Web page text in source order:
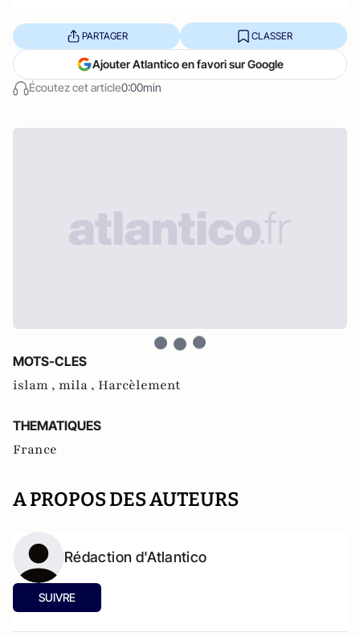
Écoutez cet article0:00min
PARTAGER CLASSER
Ajouter Atlantico en favori sur Google
MOTS-CLES
islam , mila , Harcèlement
THEMATIQUES
France
A PROPOS DES AUTEURS
Rédaction d'Atlantico
SUIVRE